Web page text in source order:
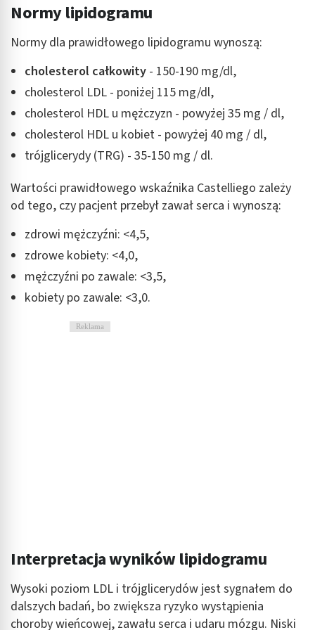
Normy lipidogramu
Normy dla prawidłowego lipidogramu wynoszą:
cholesterol całkowity - 150-190 mg/dl,
cholesterol LDL - poniżej 115 mg/dl,
cholesterol HDL u mężczyzn - powyżej 35 mg / dl,
cholesterol HDL u kobiet - powyżej 40 mg / dl,
trójglicerydy (TRG) - 35-150 mg / dl.
Wartości prawidłowego wskaźnika Castelliego zależy
od tego, czy pacjent przebył zawał serca i wynoszą:
zdrowi mężczyźni: <4,5,
zdrowe kobiety: <4,0,
mężczyźni po zawale: <3,5,
kobiety po zawale: <3,0.
Reklama
Interpretacja wyników lipidogramu
Wysoki poziom LDL i trójglicerydów jest sygnałem do
dalszych badań, bo zwiększa ryzyko wystąpienia
choroby wieńcowej, zawału serca i udaru mózgu. Niski
Wykorzystywanie profili w celu doboru
Pomiar efektywności treści
Rozumienie odbiorców dzięki statystyce lub
kombinacji danych z różnych źródeł
Rozwój i ulepszanie usług
Wykorzystywanie ograniczonych danych do
wyboru treści
Użycie dokładnych danych geolokalizacyjnych
Identyfikowanie urządzeń na podstawie
aktywnie żądanych informacji
Cele przetwarzania inne niż IAB:
Niezbędne